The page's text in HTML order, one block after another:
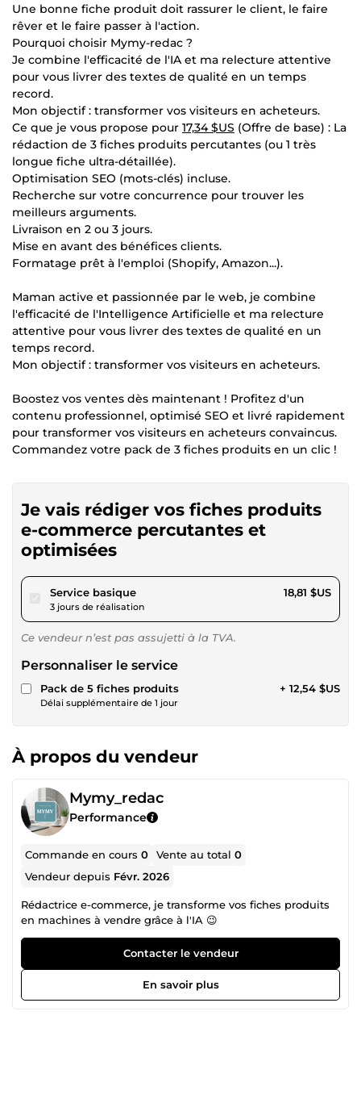
Une bonne fiche produit doit rassurer le client, le faire
rêver et le faire passer à l'action.
Pourquoi choisir Mymy-redac ?
Je combine l'efficacité de l'IA et ma relecture attentive
pour vous livrer des textes de qualité en un temps
record.
Mon objectif : transformer vos visiteurs en acheteurs.
Ce que je vous propose pour 17,34 $US (Offre de base) : La
rédaction de 3 fiches produits percutantes (ou 1 très
longue fiche ultra-détaillée).
Optimisation SEO (mots-clés) incluse.
Recherche sur votre concurrence pour trouver les
meilleurs arguments.
Livraison en 2 ou 3 jours.
Mise en avant des bénéfices clients.
Formatage prêt à l'emploi (Shopify, Amazon...).
Maman active et passionnée par le web, je combine
l'efficacité de l'Intelligence Artificielle et ma relecture
attentive pour vous livrer des textes de qualité en un
temps record.
Mon objectif : transformer vos visiteurs en acheteurs.
Boostez vos ventes dès maintenant ! Profitez d'un
contenu professionnel, optimisé SEO et livré rapidement
pour transformer vos visiteurs en acheteurs convaincus.
Commandez votre pack de 3 fiches produits en un clic !
Je vais rédiger vos fiches produits
e-commerce percutantes et
optimisées
Service basiquepour 17,34 $US
3 jours de réalisation
18,81 $US
Ce vendeur n’est pas assujetti à la TVA.
Personnaliser le service
Pack de 5 fiches produits
Délai supplémentaire de 1 jour
+ 12,54 $US
À propos du vendeur
Mymy_redac
Performance
Commande en cours0 Vente au total0
Vendeur depuis Févr. 2026
Rédactrice e-commerce, je transforme vos fiches produits
en machines à vendre grâce à l'IA 😉
Contacter le vendeur
En savoir plus